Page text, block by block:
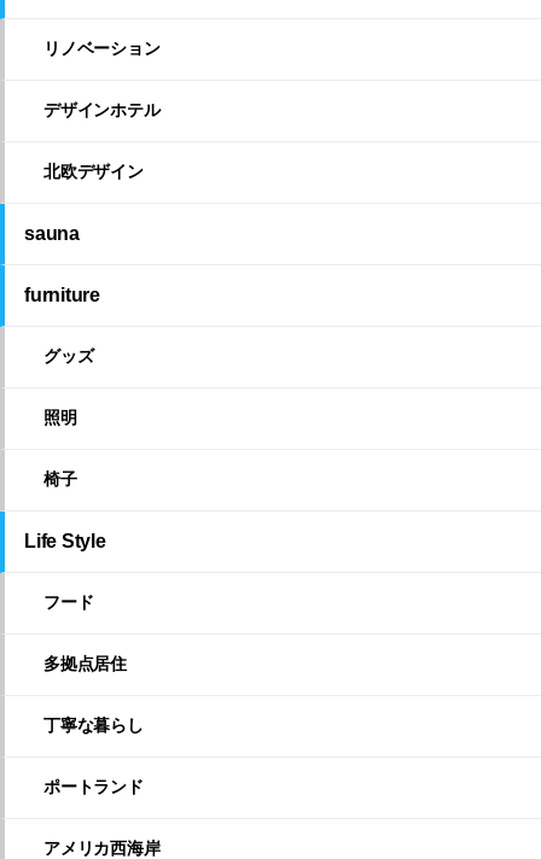
リノベーション
デザインホテル
北欧デザイン
sauna
furniture
グッズ
照明
椅子
Life Style
フード
多拠点居住
丁寧な暮らし
ポートランド
アメリカ西海岸